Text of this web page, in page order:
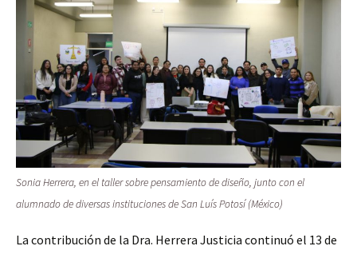
Sonia Herrera, en el taller sobre pensamiento de diseño, junto con el
alumnado de diversas instituciones de San Luís Potosí (México)
La contribución de la Dra. Herrera Justicia continuó el 13 de